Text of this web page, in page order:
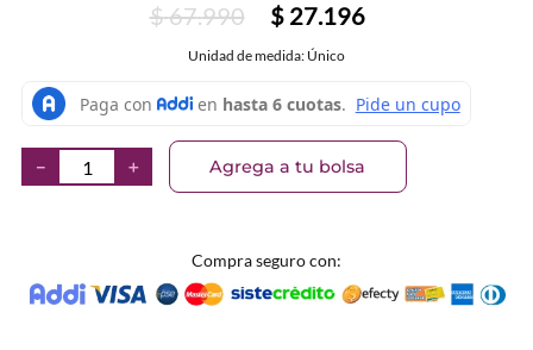
$67.990 $ 27.196
Unidad de medida: Único
＋
－ Agrega a tu bolsa
Compra seguro con: